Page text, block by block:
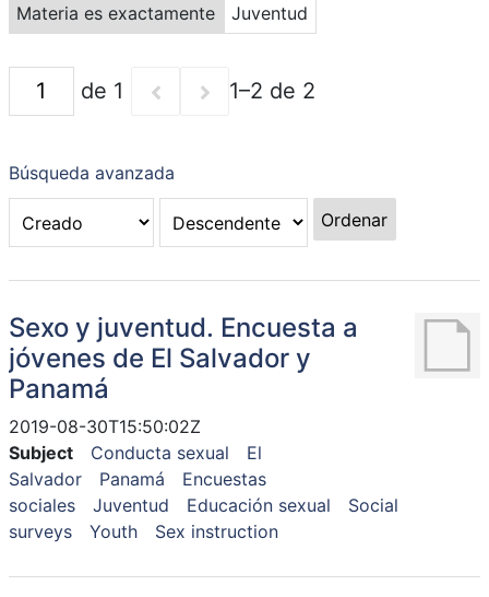
GALERÍA
Materia es exactamente
Juventud
de 1 1–2 de 2
Búsqueda avanzada
Ordenar
Sexo y juventud. Encuesta a
jóvenes de El Salvador y
Panamá
2019-08-30T15:50:02Z
Subject
Conducta sexual
El
Salvador
Panamá
Encuestas
sociales
Juventud Educación sexual
Social
surveys
Youth Sex instruction